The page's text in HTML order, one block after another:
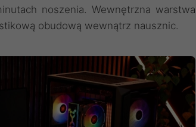
noszenia. Wewnętrzna warstwa
obudową wewnątrz nausznic.